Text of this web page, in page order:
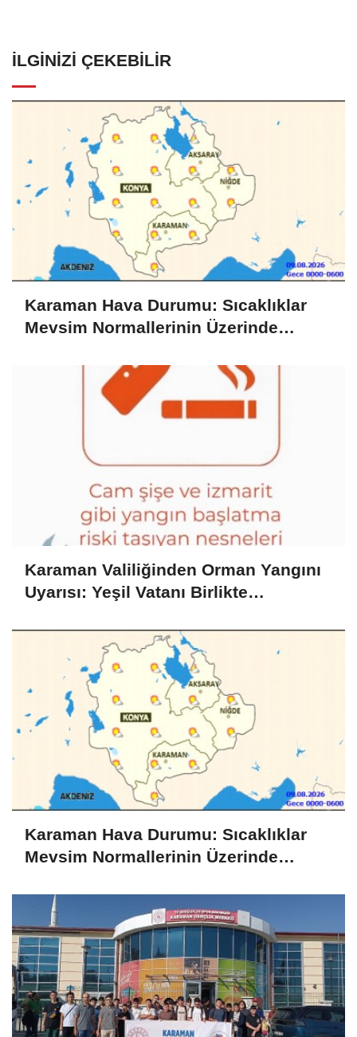
İLGINIZI ÇEKEBILIR
Karaman Hava Durumu: Sıcaklıklar
Mevsim Normallerinin Üzerinde
Karaman Valiliğinden Orman Yangını
Uyarısı: Yeşil Vatanı Birlikte
Karaman Hava Durumu: Sıcaklıklar
Mevsim Normallerinin Üzerinde